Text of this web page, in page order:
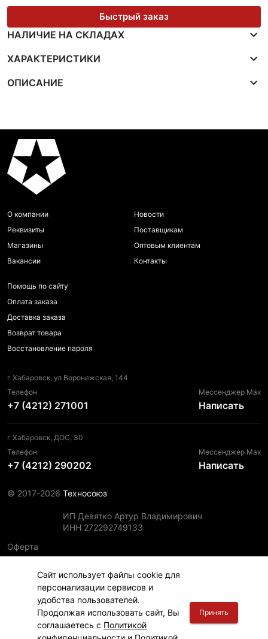
Сайт использует файлы cookie для
персонализации сервисов и
удобства пользователей.
Продолжая использовать сайт, Вы
соглашаетесь с Политикой
Принять
Быстрый заказ
НАЛИЧИЕ НА СКЛАДАХ
ХАРАКТЕРИСТИКИ
ОПИСАНИЕ
О компании
Реквизиты
Магазины
Вакансии
Новости
Поставщикам
Оптовым клиентам
Контакты
Помощь по сайту
Оплата заказа
Доставка заказа
Возврат товара
Восстановление пароля
г Хабаровск, ул Воронежская, 144
Телефон
+7 (4212) 271001
Мессенджер Max
Написать
г Хабаровск, ДОС, 30
Телефон
+7 (4212) 290202
Мессенджер Max
Написать
© 2017-2026 Техносоюз
ИП Девятко Артур Владимирович
ИНН 272292749133
Оферта
Политика конфиденциальности
Политика использования файлов cookie
Информация для правообладателей